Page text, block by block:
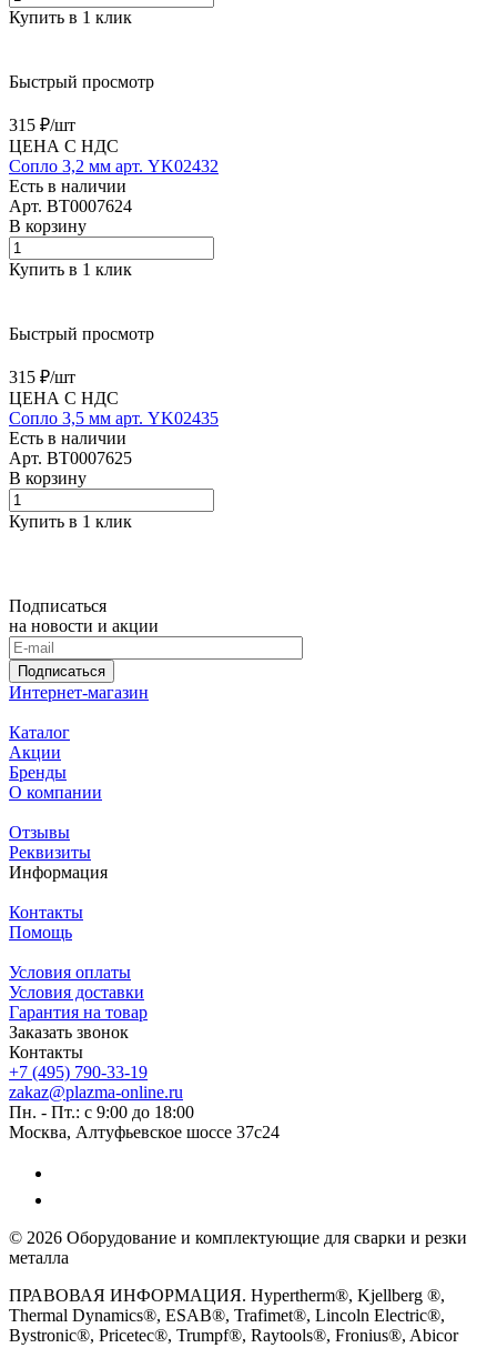
Купить в 1 клик
Быстрый просмотр
315 ₽/шт
ЦЕНА С НДС
Сопло 3,2 мм арт. YK02432
Есть в наличии
Арт. BT0007624
В корзину
Купить в 1 клик
Быстрый просмотр
315 ₽/шт
ЦЕНА С НДС
Сопло 3,5 мм арт. YK02435
Есть в наличии
Арт. BT0007625
В корзину
Купить в 1 клик
Подписаться
на новости и акции
Подписаться
Интернет-магазин
Каталог
Акции
Бренды
О компании
Отзывы
Реквизиты
Информация
Контакты
Помощь
Условия оплаты
Условия доставки
Гарантия на товар
Заказать звонок
Контакты
+7 (495) 790-33-19
zakaz@plazma-online.ru
Пн. - Пт.: с 9:00 до 18:00
Москва, Алтуфьевское шоссе 37с24
© 2026 Оборудование и комплектующие для сварки и резки
металла
ПРАВОВАЯ ИНФОРМАЦИЯ. Hypertherm®, Kjellberg ®,
Thermal Dynamics®, ESAB®, Trafimet®, Lincoln Electric®,
Bystronic®, Pricetec®, Trumpf®, Raytools®, Fronius®, Abicor